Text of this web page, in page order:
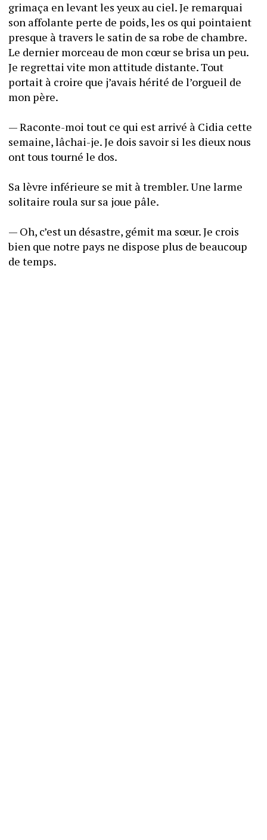
grimaça en levant les yeux au ciel. Je remarquai
son affolante perte de poids, les os qui pointaient
presque à travers le satin de sa robe de chambre.
Le dernier morceau de mon cœur se brisa un peu.
Je regrettai vite mon attitude distante. Tout
portait à croire que j’avais hérité de l’orgueil de
mon père.
— Raconte-moi tout ce qui est arrivé à Cidia cette
semaine, lâchai-je. Je dois savoir si les dieux nous
Sa lèvre inférieure se mit à trembler. Une larme
— Oh, c’est un désastre, gémit ma sœur. Je crois
bien que notre pays ne dispose plus de beaucoup